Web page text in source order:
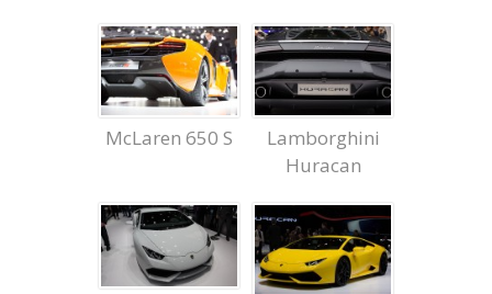
McLaren 650 S
Lamborghini
Huracan